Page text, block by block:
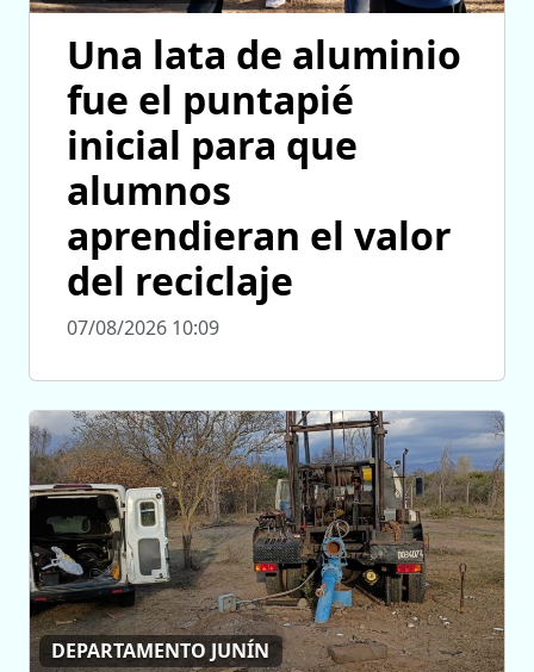
Una lata de aluminio
fue el puntapié
inicial para que
alumnos
aprendieran el valor
del reciclaje
07/08/2026 10:09
DEPARTAMENTO JUNÍN